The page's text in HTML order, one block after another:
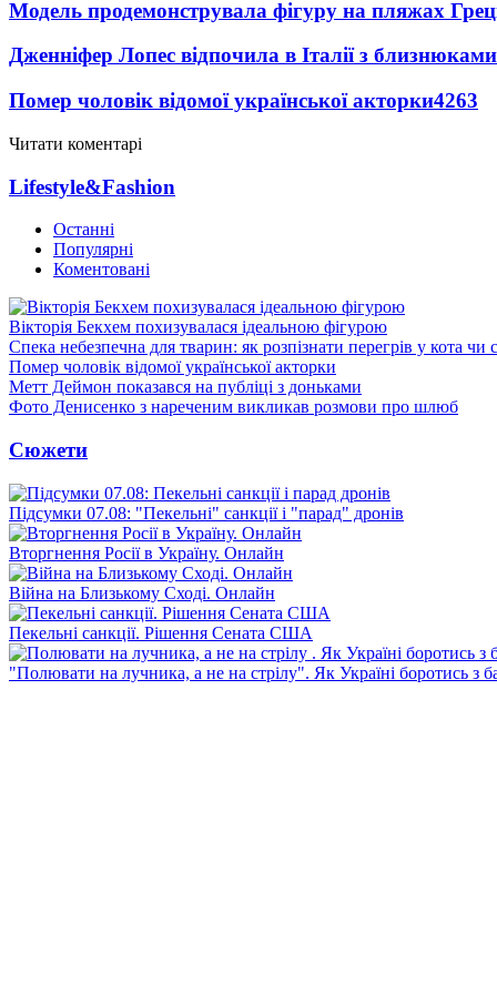
Модель продемонструвала фігуру на пляжах
Дженніфер Лопес відпочила в Італії з близнюками
Помер чоловік відомої української акторки4263
Читати коментарі
Lifestyle&Fashion
Останні
Популярні
Коментовані
Вікторія Бекхем похизувалася ідеальною фігурою
Спека небезпечна для тварин: як розпізнати перегрів у кота чи
Помер чоловік відомої української акторки
Метт Деймон показався на публіці з доньками
Фото Денисенко з нареченим викликав розмови про шлюб
Сюжети
Підсумки 07.08: "Пекельні" санкції і "парад" дронів
Вторгнення Росії в Україну. Онлайн
Війна на Близькому Сході. Онлайн
Пекельні санкції. Рішення Сената США
"Полювати на лучника, а не на стрілу". Як Україні боротись з